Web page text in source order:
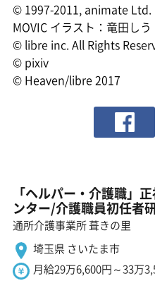
© 1997-2011, animate
MOVIC イラスト：竜田しう
© libre inc. All Rights
© pixiv
© Heaven/libre 2017
「ヘルパー・介護職」
ンター/介護職員初任者
通所介護事業所 葺きの里
埼玉県 さいたま市
月給29万6,600円～33万